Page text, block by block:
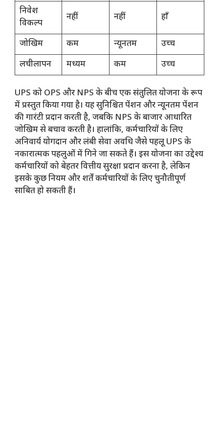
निवेश
विकल्प
नहीं नहीं हाँ
जोखिम कम न्यूनतम
उच्च
लचीलापन
मध्यम कम उच्च
UPS को OPS और NPS के बीच एक संतुलित योजना के रूप
में प्रस्तुत किया गया है। यह सुनिश्चित पेंशन और न्यूनतम पेंशन
की गारंटी प्रदान करती है, जबकि NPS के बाजार आधारित
जोखिम से बचाव करती है। हालांकि, कर्मचारियों के लिए
अनिवार्य योगदान और लंबी सेवा अवधि जैसे पहलू UPS के
नकारात्मक पहलुओं में गिने जा सकते हैं। इस योजना का उद्देश्य
कर्मचारियों को बेहतर वित्तीय सुरक्षा प्रदान करना है, लेकिन
इसके कुछ नियम और शर्तें कर्मचारियों के लिए चुनौतीपूर्ण
साबित हो सकती हैं।